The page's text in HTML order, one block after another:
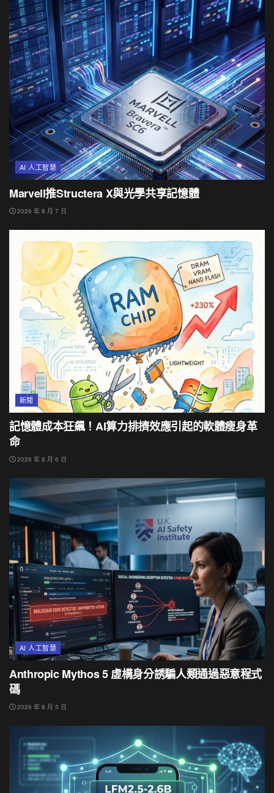
AI 人工智慧
Marvell推Structera X與光學共享記憶體
2026 年 8 月 7 日
新聞
記憶體成本狂飆！AI算力排擠效應引起的軟體瘦身革
命
2026 年 8 月 6 日
AI 人工智慧
Anthropic Mythos 5 虛構身分誘騙人類通過惡意程式
碼
2026 年 8 月 5 日